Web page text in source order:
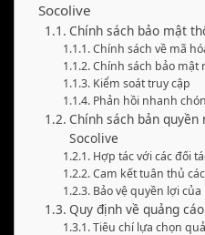
Socolive
Chính sách bảo mật
Chính sách về mã
Chính sách bảo mật
Kiểm soát truy cập
Phản hồi nhanh
Chính sách bản
Socolive
Hợp tác với các đối
Cam kết tuân thủ
Bảo vệ quyền lợi
Quy định về quảng
Tiêu chí lựa chọn